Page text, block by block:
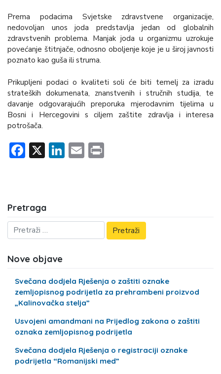
Prema podacima Svjetske zdravstvene organizacije,
nedovoljan unos joda predstavlja jedan od globalnih
zdravstvenih problema. Manjak joda u organizmu uzrokuje
povećanje štitnjače, odnosno oboljenje koje je u široj javnosti
poznato kao guša ili struma.
Prikupljeni podaci o kvaliteti soli će biti temelj za izradu
strateških dokumenata, znanstvenih i stručnih studija, te
davanje odgovarajućih preporuka mjerodavnim tijelima u
Bosni i Hercegovini s ciljem zaštite zdravlja i interesa
potrošača.
Facebook
X LinkedIn
Email
Pretraga
Nove objave
Svečana dodjela Rješenja o zaštiti oznake
zemljopisnog podrijetla za prehrambeni proizvod
„Kalinovačka stelja”
Usvojeni amandmani na Prijedlog zakona o zaštiti
oznaka zemljopisnog podrijetla
Svečana dodjela Rješenja o registraciji oznake
podrijetla “Romanijski med”